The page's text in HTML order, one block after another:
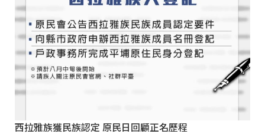
西拉雅族獲民族認定 原民日回顧正名歷程